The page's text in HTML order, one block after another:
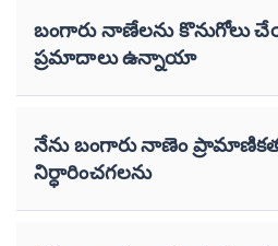
బంగారు నాణేలను కొనుగోలు
ప్రమాదాలు ఉన్నాయా
నేను బంగారు నాణెం
నిర్ధారించగలను